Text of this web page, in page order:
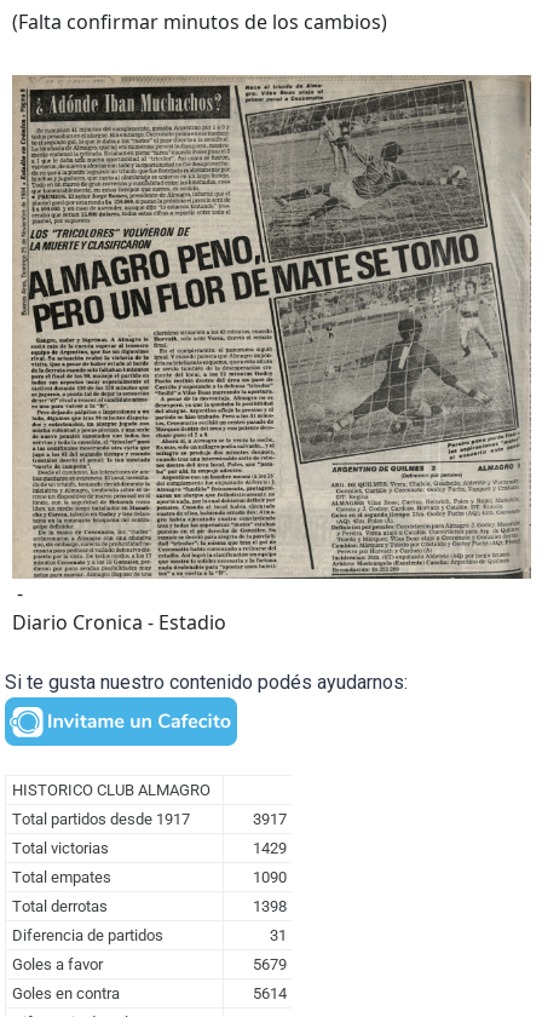
(Falta confirmar minutos de los cambios)
-
Diario Cronica - Estadio
Si te gusta nuestro contenido podés ayudarnos: